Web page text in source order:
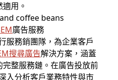
用。
廣告服務
服務銷團隊，為企業客戶
搜尋廣告解決方案，涵蓋
整服務鏈。在廣告投放前
入分析客戶業務特性與市